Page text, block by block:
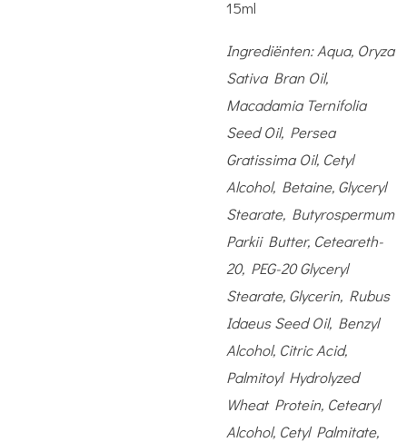
15ml
Ingrediënten:Aqua, Oryza
Sativa Bran Oil,
Macadamia Ternifolia
Seed Oil, Persea
Gratissima Oil, Cetyl
Alcohol, Betaine, Glyceryl
Stearate, Butyrospermum
Parkii Butter, Ceteareth-
20, PEG-20 Glyceryl
Stearate, Glycerin, Rubus
Idaeus Seed Oil, Benzyl
Alcohol, Citric Acid,
Palmitoyl Hydrolyzed
Wheat Protein, Cetearyl
Alcohol, Cetyl Palmitate,